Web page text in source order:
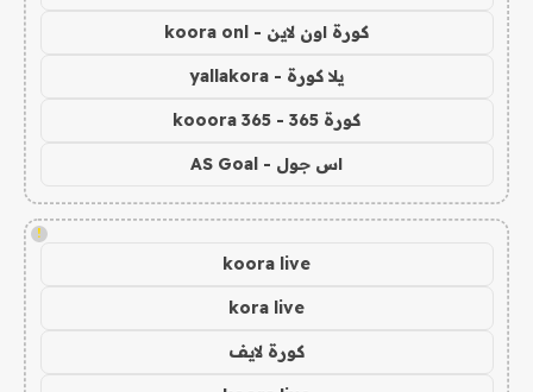
كورة اون لاين - koora onl
يلا كورة - yallakora
كورة 365 - kooora 365
اس جول - AS Goal
!
koora live
kora live
كورة لايف